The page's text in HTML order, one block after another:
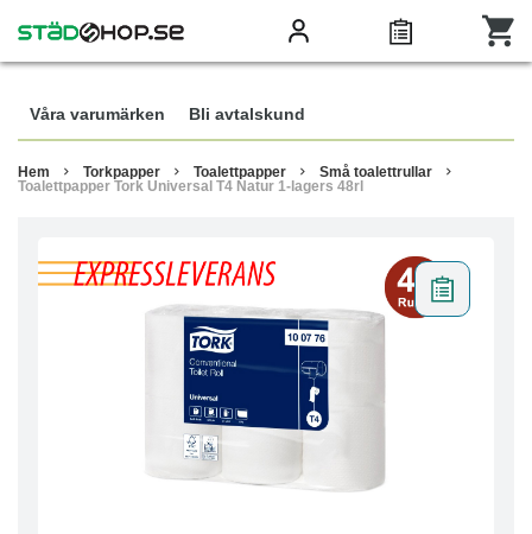
Våra varumärken Bli avtalskund
Hem Torkpapper Toalettpapper
Små toalettrullar
Toalettpapper Tork Universal T4 Natur 1-lagers 48rl